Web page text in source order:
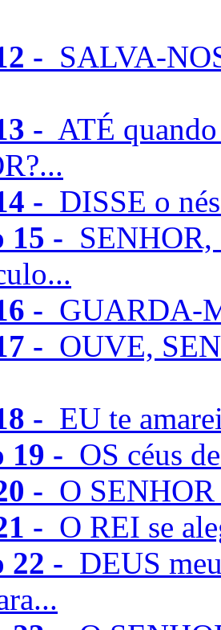
- SALVA-
- ATÉ
- DISSE o
15 - SENHOR,
- GUARDA-
- OUVE,
- EU te
19 - OS céus
- O SENHOR
- O REI se
22 - DEUS